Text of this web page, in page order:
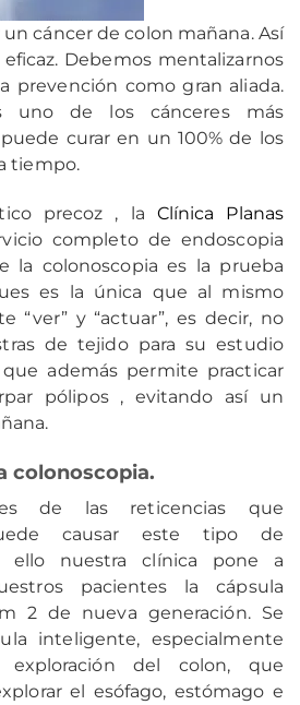
cáncer de colon mañana. Así
Debemos mentalizarnos
prevención como gran aliada.
uno de los cánceres más
curar en un 100% de los
tiempo.
precoz , la Clínica Planas
completo de endoscopia
la colonoscopia es la prueba
es la única que al mismo
“ver” y “actuar”, es decir, no
de tejido para su estudio
además permite practicar
pólipos , evitando así un
colonoscopia.
de las reticencias que
causar este tipo de
ello nuestra clínica pone a
pacientes la cápsula
2 de nueva generación. Se
inteligente, especialmente
exploración del colon, que
el esófago, estómago e